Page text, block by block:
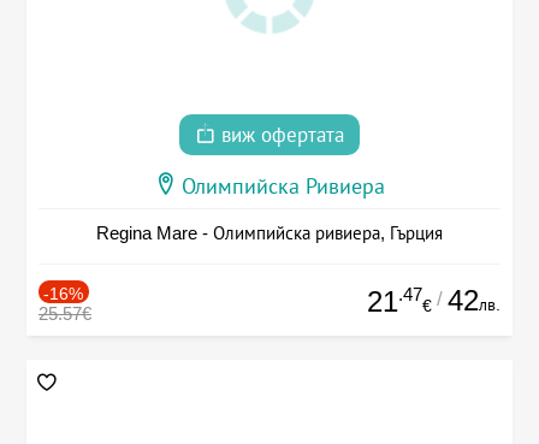
виж офертата
Олимпийска Ривиера
Regina Mare - Олимпийска ривиера, Гърция
-16%
25.57€ 21.47
€ / 42лв.